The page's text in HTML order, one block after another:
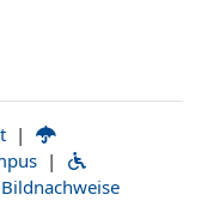
|
|
Bildnachweise